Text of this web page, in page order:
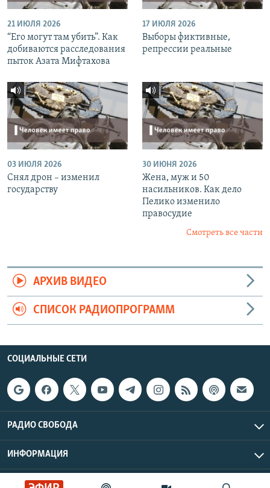
21 ИЮЛЯ 2026
“Его могут там убить”. Как
добиваются расследования
пыток Азата Мифтахова
17 ИЮЛЯ 2026
Выборы фиктивные,
репрессии реальные
03 ИЮЛЯ 2026
Снял дрон – изменил
государству
30 ИЮНЯ 2026
Жена, муж и 50
насильников. Как дело
Пелико изменило
правосудие
Смотреть все части
АРХИВ ВИДЕО
СПИСОК РАДИОПРОГРАММ
СОЦИАЛЬНЫЕ СЕТИ
РАДИО СВОБОДА
ИНФОРМАЦИЯ
Радио Свобода © 2026 RFE/RL, Inc. | Все права защищены.